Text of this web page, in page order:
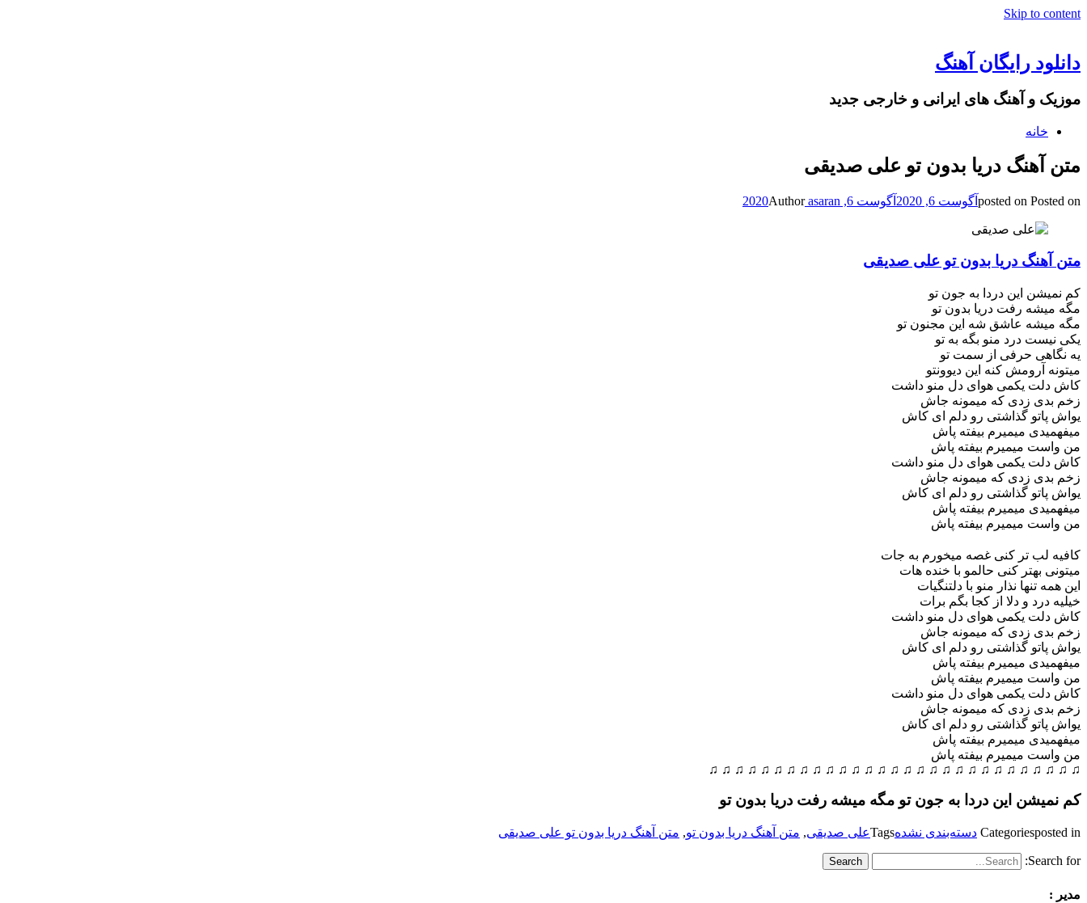
Skip to content
دانلود رایگان آهنگ
موزیک و آهنگ های ایرانی و خارجی جدید
خانه
متن آهنگ دریا بدون تو علی صدیقی
posted on Posted on آگوست 6, 2020 آگوست 6, 2020 Authorasaran
متن آهنگ دریا بدون تو علی صدیقی
کم نمیشن این دردا به جون تو
مگه میشه رفت دریا بدون تو
مگه میشه عاشق شه این مجنون تو
یکی نیست درد منو بگه به تو
یه نگاهی حرفی از سمت تو
میتونه آرومش کنه این دیوونتو
کاش دلت یکمی هوای دل منو داشت
زخم بدی زدی که میمونه جاش
یواش پاتو گذاشتی رو دلم ای کاش
میفهمیدی میمیرم بیفته پاش
من واست میمیرم بیفته پاش
کاش دلت یکمی هوای دل منو داشت
زخم بدی زدی که میمونه جاش
یواش پاتو گذاشتی رو دلم ای کاش
میفهمیدی میمیرم بیفته پاش
من واست میمیرم بیفته پاش
کافیه لب تر کنی غصه میخورم به جات
میتونی بهتر کنی حالمو با خنده هات
این همه تنها نذار منو با دلتنگیات
خیلیه درد و دلا از کجا بگم برات
کاش دلت یکمی هوای دل منو داشت
زخم بدی زدی که میمونه جاش
یواش پاتو گذاشتی رو دلم ای کاش
میفهمیدی میمیرم بیفته پاش
من واست میمیرم بیفته پاش
کاش دلت یکمی هوای دل منو داشت
زخم بدی زدی که میمونه جاش
یواش پاتو گذاشتی رو دلم ای کاش
میفهمیدی میمیرم بیفته پاش
من واست میمیرم بیفته پاش
♫ ♫ ♫ ♫ ♫ ♫ ♫ ♫ ♫ ♫ ♫ ♫ ♫ ♫ ♫ ♫ ♫ ♫ ♫ ♫ ♫ ♫ ♫ ♫ ♫ ♫ ♫ ♫ ♫
کم نمیشن این دردا به جون تو مگه میشه رفت دریا بدون تو
Categoriesposted in دسته‌بندی نشدهTagsعلی صدیقی, متن آهنگ دریا بدون تو, متن آهنگ دریا بدون تو علی صدیقی
Search for:
مدیر :